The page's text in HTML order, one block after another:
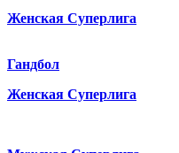
Женская Суперлига
Гандбол
Женская Суперлига